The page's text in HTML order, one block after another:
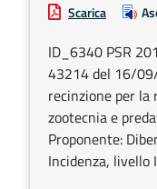
Scarica
ID_6340 PSR
43214 del 16/
recinzione per
zootecnia e
Proponente:
Incidenza, livello